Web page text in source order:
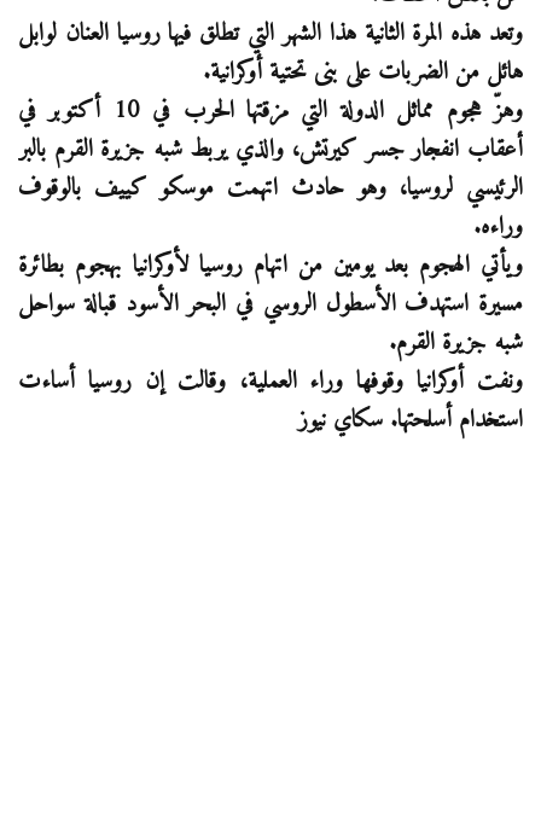
وتعد هذه المرة الثانية هذا الشهر التي تطلق فيها روسيا العنان لوابل
هائل من الضربات على بنى تحتية أوكرانية.
وهزّ هجوم مماثل الدولة التي مزقتها الحرب في 10 أكتوبر في
أعقاب انفجار جسر كيرتش، والذي يربط شبه جزيرة القرم بالبر
الرئيسي لروسيا، وهو حادث اتهمت موسكو كييف بالوقوف
وراءه.
ويأتي الهجوم بعد يومين من اتهام روسيا لأوكرانيا بهجوم بطائرة
مسيرة استهدف الأسطول الروسي في البحر الأسود قبالة سواحل
شبه جزيرة القرم.
ونفت أوكرانيا وقوفها وراء العملية، وقالت إن روسيا أساءت
استخدام أسلحتها. سكاي نيوز